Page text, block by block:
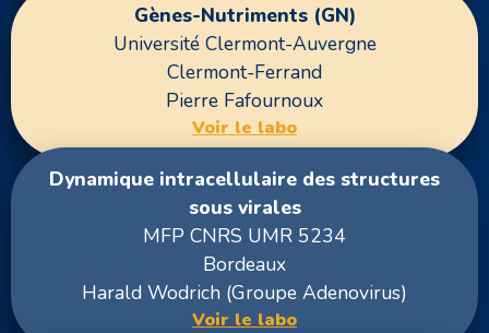
Gènes-Nutriments (GN)
Université Clermont-Auvergne
Clermont-Ferrand
Pierre Fafournoux
Voir le labo
Dynamique intracellulaire des structures
sous virales
MFP CNRS UMR 5234
Bordeaux
Harald Wodrich (Groupe Adenovirus)
Voir le labo